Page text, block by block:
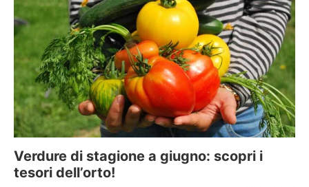
Verdure di stagione a giugno: scopri i
tesori dell’orto!